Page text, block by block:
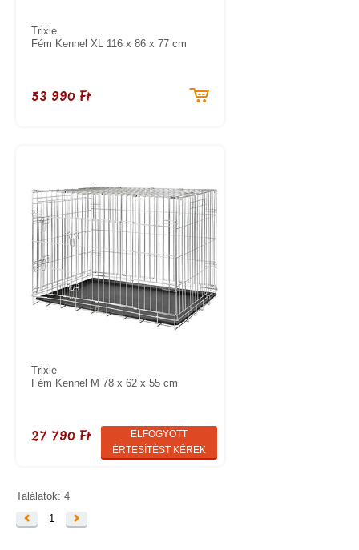
Trixie
Fém Kennel XL 116 x 86 x 77 cm
53 990 Ft
Trixie
Fém Kennel M 78 x 62 x 55 cm
ELFOGYOTT
ÉRTESÍTÉST KÉREK
27 790 Ft
Találatok: 4
1